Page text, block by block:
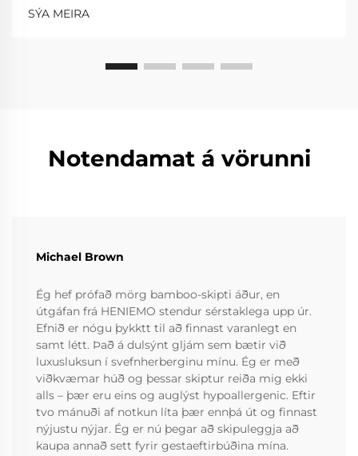
SÝA MEIRA
Notendamat á vörunni
Michael Brown
Ég hef prófað mörg bamboo-skipti áður, en
útgáfan frá HENIEMO stendur sérstaklega upp úr.
Efnið er nógu þykktt til að finnast varanlegt en
samt létt. Það á dulsýnt gljám sem bætir við
luxusluksun í svefnherberginu mínu. Ég er með
viðkvæmar húð og þessar skiptur reiða mig ekki
alls – þær eru eins og auglýst hypoallergenic. Eftir
tvo mánuði af notkun líta þær ennþá út og finnast
nýjustu nýjar. Ég er nú þegar að skipuleggja að
kaupa annað sett fyrir gestaeftirbúðina mína.